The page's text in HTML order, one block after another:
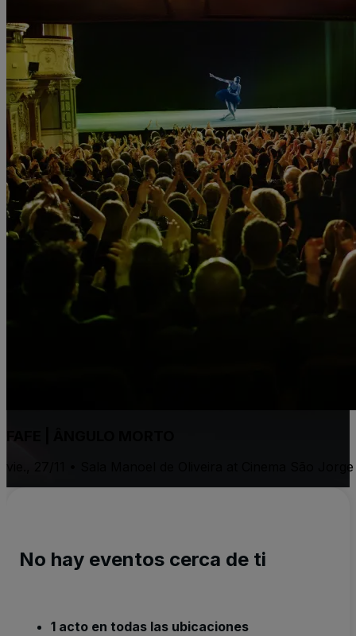
FAFE | ÂNGULO MORTO
vie., 27/11 • Sala Manoel de Oliveira at Cinema São
No hay eventos cerca de ti
1 acto en todas las ubicaciones